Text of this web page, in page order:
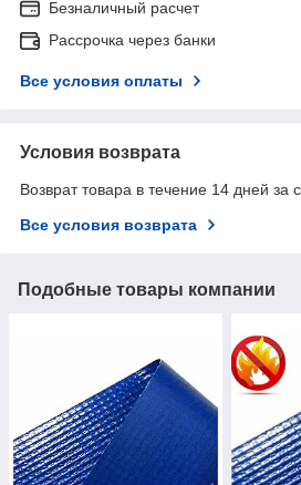
Безналичный расчет
Рассрочка через банки
Все условия оплаты
Условия возврата
Возврат товара в течение 14 дней за
Все условия возврата
Подобные товары компании